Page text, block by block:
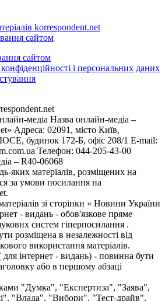
korrespondent.net
сайтом
сайтом
і персональних даних
медіа Назва онлайн-медіа –
Адреса: 02091, місто Київ,
будинок 172-Б, офіс 208/1 E-mail:
Телефон: 044-205-43-00
– R40-06068
яких матеріалів, розміщених на
за умови посилання на
зі сторінки « Новини України
- видань - обов'язкове пряме
систем гіперпосилання .
розміщена в незалежності від
використання матеріалів.
для інтернет - видань) - повинна бути
або в першому абзаці
"Думка", "Експертиза", "Заява",
"Влада", "Вибори", "Тест-драйв",